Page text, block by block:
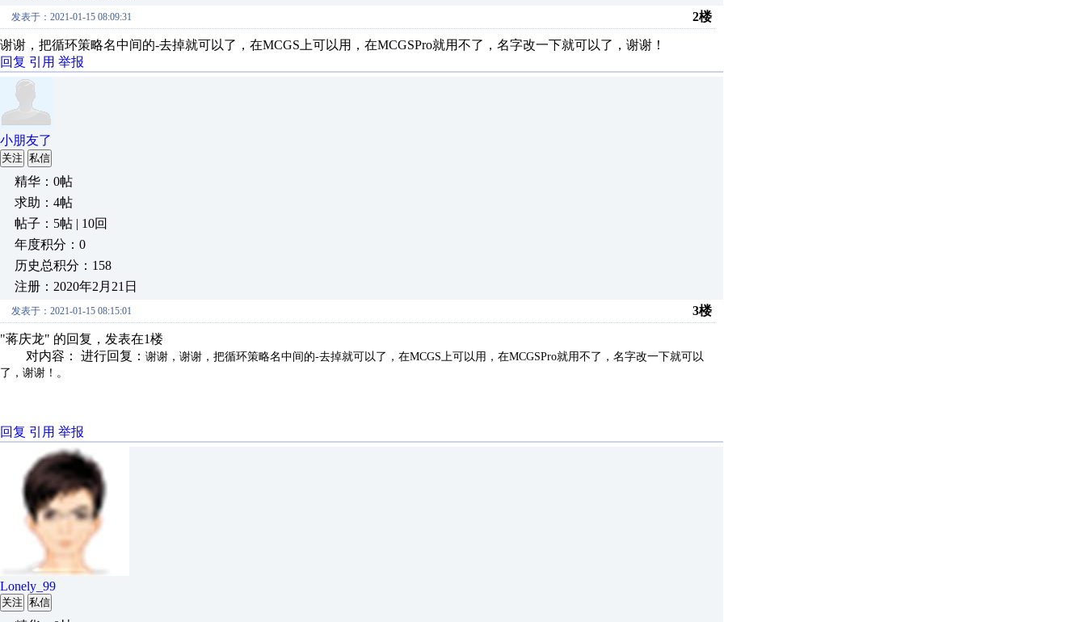
发表于：2021-01-15 08:09:31 2楼
谢谢，把循环策略名中间的-去掉就可以了，在MCGS上可以用，在MCGSPro就用不了，名字改一下就可以了，谢谢！
回复 引用 举报
小朋友了
关注 私信
精华：0帖
求助：4帖
帖子：5帖 | 10回
年度积分：0
历史总积分：158
注册：2020年2月21日
发表于：2021-01-15 08:15:01 3楼
"蒋庆龙" 的回复，发表在1楼
对内容： 进行回复： 谢谢， 谢谢，把循环策略名中间的-去掉就可以了，在MCGS上可以用，在MCGSPro就用不了，名字改一下就可以
了，谢谢！ 。
回复 引用 举报
Lonely_99
关注 私信